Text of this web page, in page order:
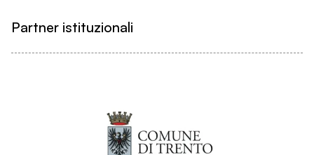
Partner istituzionali